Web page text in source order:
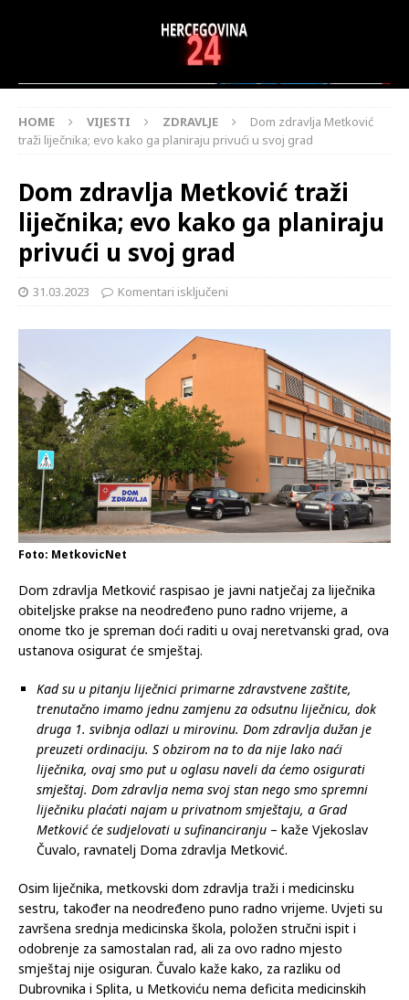
HOME VIJESTI ZDRAVLJE
Dom zdravlja Metković
traži liječnika; evo kako ga planiraju privući u svoj grad
Dom zdravlja Metković traži
liječnika; evo kako ga planiraju
Komentari isključeni
Foto: MetkovicNet
Dom zdravlja Metković raspisao je javni natječaj za liječnika
onome tko je spreman doći raditi u ovaj neretvanski grad, ova
ustanova osigurat će smještaj.
Kad su u pitanju liječnici primarne zdravstvene zaštite,
trenutačno imamo jednu zamjenu za odsutnu liječnicu, dok
druga 1. svibnja odlazi u mirovinu. Dom zdravlja dužan je
preuzeti ordinaciju. S obzirom na to da nije lako naći
liječnika, ovaj smo put u oglasu naveli da ćemo osigurati
smještaj. Dom zdravlja nema svoj stan nego smo spremni
Metković će sudjelovati u sufinanciranju– kaže Vjekoslav
Čuvalo, ravnatelj Doma zdravlja Metković.
Osim liječnika, metkovski dom zdravlja traži i medicinsku
sestru, također na neodređeno puno radno vrijeme. Uvjeti su
završena srednja medicinska škola, položen stručni ispit i